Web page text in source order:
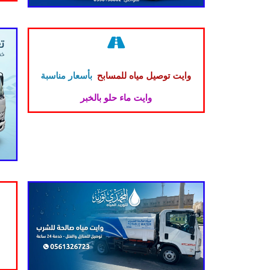
وايت توصيل مياه للمسابح بأسعار مناسبة
وايت ماء حلو بالخبر